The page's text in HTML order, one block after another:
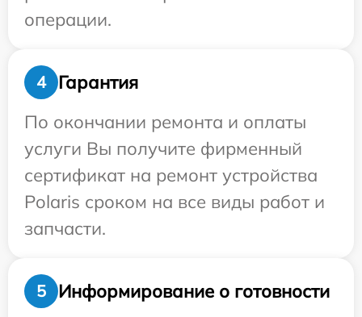
операции.
4
Гарантия
По окончании ремонта и оплаты
услуги Вы получите фирменный
сертификат на ремонт устройства
Polaris сроком на все виды работ и
запчасти.
5
Информирование о готовности